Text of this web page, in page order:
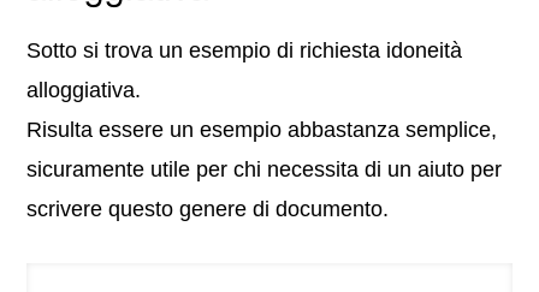
Sotto si trova un esempio di richiesta idoneità
alloggiativa.
Risulta essere un esempio abbastanza semplice,
sicuramente utile per chi necessita di un aiuto per
scrivere questo genere di documento.